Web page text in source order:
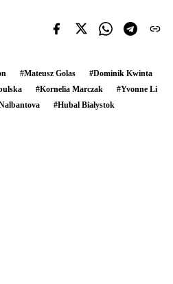
#Mateusz Golas #Dominik Kwinta
#Kornelia Marczak #Yvonne Li
#Hubal Białystok